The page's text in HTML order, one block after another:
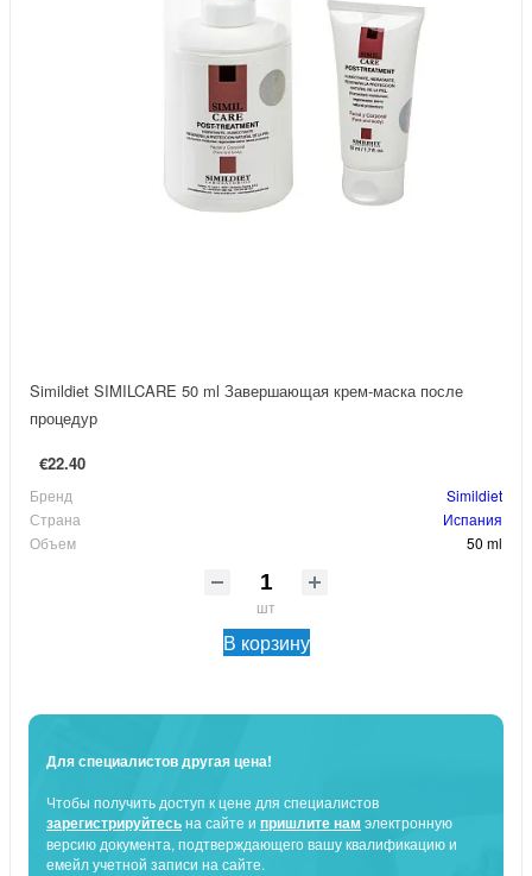
Simildiet SIMILCARE 50 ml Завершающая крем-маска после
процедур
€22.40
Бренд
Simildiet
Страна
Испания
Объем
50 ml
шт
В корзину
Для специалистов другая цена!
Чтобы получить доступ к цене для специалистов
зарегистрируйтесьна сайте и пришлите нам электронную
версию документа, подтверждающего вашу квалификацию и
емейл учетной записи на сайте.